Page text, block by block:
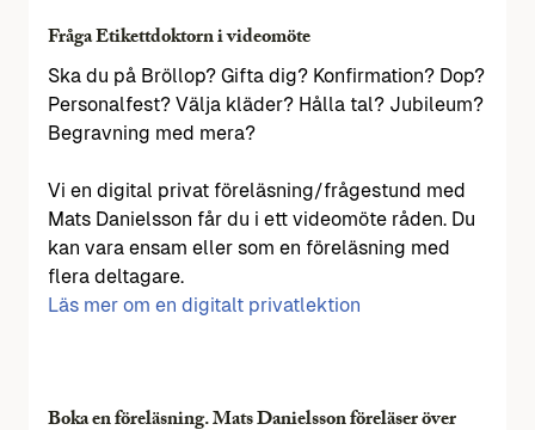
Fråga Etikettdoktorn i videomöte
Ska du på Bröllop? Gifta dig? Konfirmation? Dop?
Personalfest? Välja kläder? Hålla tal? Jubileum?
Begravning med mera?
Vi en digital privat föreläsning/frågestund med
Mats Danielsson får du i ett videomöte råden. Du
kan vara ensam eller som en föreläsning med
flera deltagare.
Läs mer om en digitalt privatlektion
Boka en föreläsning. Mats Danielsson föreläser över